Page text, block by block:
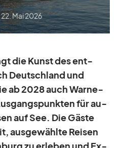
22. Mai 2026
die Kunst des ent­
Deutsch­land und
ab 2028 auch War­ne­
für au­
auf See. Die Gäste
aus­ge­wählte Rei­sen